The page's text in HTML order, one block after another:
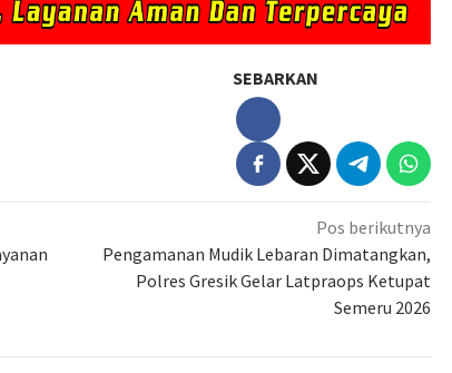
SEBARKAN
Pos berikutnya
Pengamanan Mudik Lebaran Dimatangkan,
Polres Gresik Gelar Latpraops Ketupat
Semeru 2026